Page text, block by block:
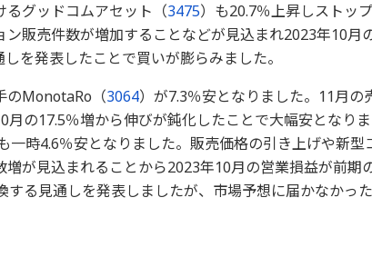
るグッドコムアセット（3475）も20.7％上昇しストッ
ン販売件数が増加することなどが見込まれ2023年10月
を発表したことで買いが膨らみました。
のMonotaRo（3064）が7.3％安となりました。11月の
月の17.5％増から伸びが鈍化したことで大幅安となり
一時4.6％安となりました。販売価格の引き上げや新型
増が見込まれることから2023年10月の営業損益が前期
する見通しを発表しましたが、市場予想に届かなかっ